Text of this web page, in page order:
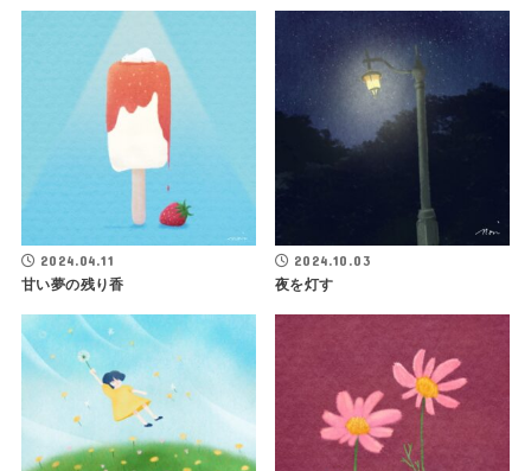
2024.04.11
甘い夢の残り香
2024.10.03
夜を灯す